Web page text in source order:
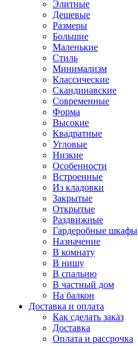
Элитные
Дешевые
Размеры
Большие
Маленькие
Стиль
Минимализм
Классические
Скандинавские
Современные
Форма
Высокие
Квадратные
Угловые
Низкие
Особенности
Встроенные
Из кладовки
Закрытые
Открытые
Раздвижные
Гардеробные шкафы
Назначение
В комнату
В нишу
В спальню
В частный дом
На балкон
Доставка и оплата
Как сделать заказ
Доставка
Оплата и рассрочка